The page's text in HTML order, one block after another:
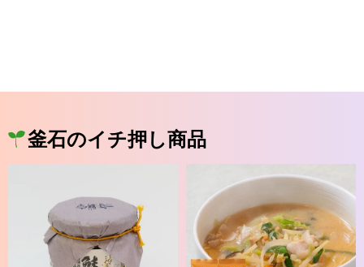
釜石のイチ押し商品